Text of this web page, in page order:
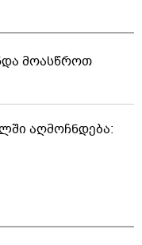
მოასწროთ
აღმოჩნდება: